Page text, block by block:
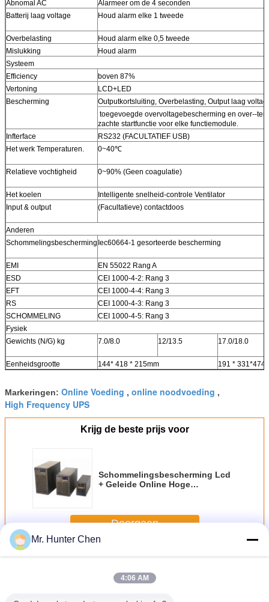
Abnomal AC
Alarmeer om de 4 seconden
Batterij laag voltage
Houd alarm elke 1 tweede
Overbelasting
Houd alarm elke 0,5 tweede
Mislukking
Houd alarm
Systeem
Efficiency
boven 87%
Vertoning
LCD+LED
Bescherming
Outputkortsluiting, Overbelasting, Output laag
toegevoegde overvoltagebescherming en over--
zachte startfunctie voor elke functiemodule.
Infterface
RS232 (FACULTATIEF USB)
Het werk Temperaturen.
0~40℃
Relatieve vochtigheid 0~90% (Geen coagulatie)
Het koelen
Intelligente snelheid-controle Ventilator
Input & output
(Facultatieve) contactdoos
Anderen
Schommelingsbescherming Iec60664-1 gesorteerde bescherming
EMI
EN 55022 Rang A
ESD
CEI 1000-4-2: Rang 3
EFT
CEI 1000-4-4: Rang 3
RS
CEI 1000-4-3: Rang 3
SCHOMMELING
CEI 1000-4-5: Rang 3
Fysiek
Gewichts (N/G) kg
7.0/8.0 12/13.5 17.0/18.0
Eenheidsgrootte 144* 418 * 215mm 191 *
Markeringen: Online Voeding , online noodvoeding ,
High Frequency UPS
Krijg de beste prijs voor
Schommelingsbescherming Lcd
+ Geleide Online Hoge
Doorgaan
MeerOnline High Frequency UPS
Mr. Hunter Chen
4:06 AM